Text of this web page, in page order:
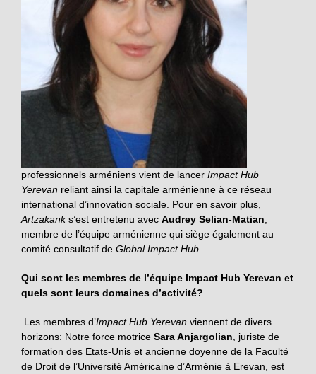
professionnels arméniens vient de lancer Impact Hub
Yerevan reliant ainsi la capitale arménienne à ce réseau
international d’innovation sociale. Pour en savoir plus,
Artzakanks’est entretenu avec Audrey Selian-Matian
membre de l’équipe arménienne qui siège également au
comité consultatif de Global Impact Hub
Qui sont les membres de l’équipe Impact Hub Yerevan et
quels sont leurs domaines d’activité?
Les membres d’Impact Hub Yerevan viennent de divers
horizons: Notre force motrice Sara Anjargolian , juriste de
formation des Etats-Unis et ancienne doyenne de la Faculté
de Droit de l’Université Américaine d’Arménie à Erevan, est